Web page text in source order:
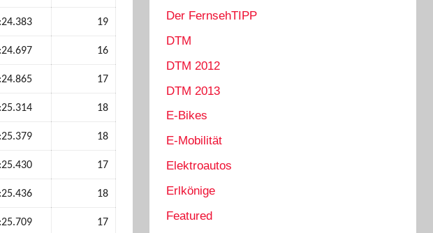
19
16
17
18
18
17
18
17
Der FernsehTIPP
DTM
DTM 2012
DTM 2013
E-Bikes
E-Mobilität
Elektroautos
Erlkönige
Featured